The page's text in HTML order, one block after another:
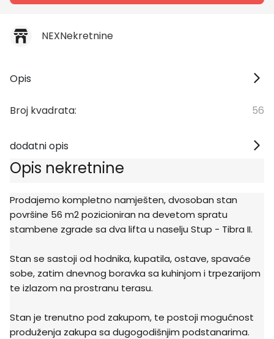
NEXNekretnine
Opis
Broj kvadrata: 56
dodatni opis
Opis nekretnine
Prodajemo kompletno namješten, dvosoban stan
površine 56 m2 pozicioniran na devetom spratu
stambene zgrade sa dva lifta u naselju Stup - Tibra II.
Stan se sastoji od hodnika, kupatila, ostave, spavaće
sobe, zatim dnevnog boravka sa kuhinjom i trpezarijom
te izlazom na prostranu terasu.
Stan je trenutno pod zakupom, te postoji mogućnost
produženja zakupa sa dugogodišnjim podstanarima.